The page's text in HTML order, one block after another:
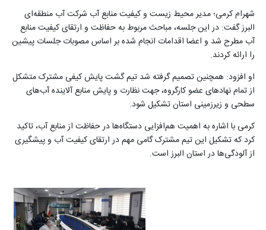
شهرام کرمی؛ مدیر محیط زیست و کیفیت منابع آب شرکت آب منطقه‌ای
البرز گفت: در این جلسه، مباحث مربوط به حفاظت و ارتقای کیفیت منابع
آب مطرح شد و اعضا اقدامات انجام شده بر اساس مصوبات جلسات پیشین
را ارائه کردند.
او افزود: همچنین تصمیم گرفته شد تیم گشت پایش کیفی مشترک متشکل
از تمام نهادهای عضو کارگروه، جهت نظارت و پایش منابع آلاینده آب‌های
سطحی و زیرزمینی استان تشکیل شود.
کرمی با اشاره به اهمیت هم‌افزایی دستگاه‌ها در حفاظت از منابع آب، تاکید
کرد که تشکیل این تیم مشترک گامی مهم در ارتقای کیفیت آب و پیشگیری
از آلودگی‌ها در استان البرز است.